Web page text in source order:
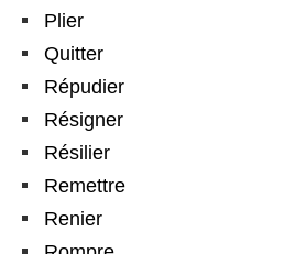
Plier
Quitter
Répudier
Résigner
Résilier
Remettre
Renier